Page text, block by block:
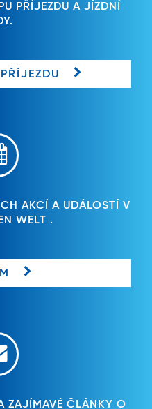
PŘÍJEZDU A JÍZDNÍ
AKCÍ A UDÁLOSTÍ V
WELT .
ZAJÍMAVÉ ČLÁNKY O